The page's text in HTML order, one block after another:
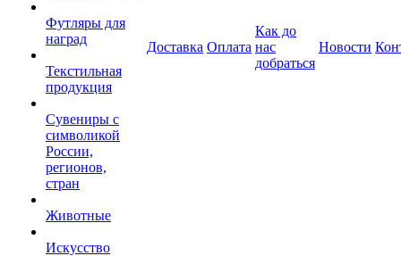
Футляры для
наград
Текстильная
продукция
Сувениры с
символикой
России,
регионов,
стран
Животные
Искусство
Доставка Оплата
Как до
нас
добраться
Новости